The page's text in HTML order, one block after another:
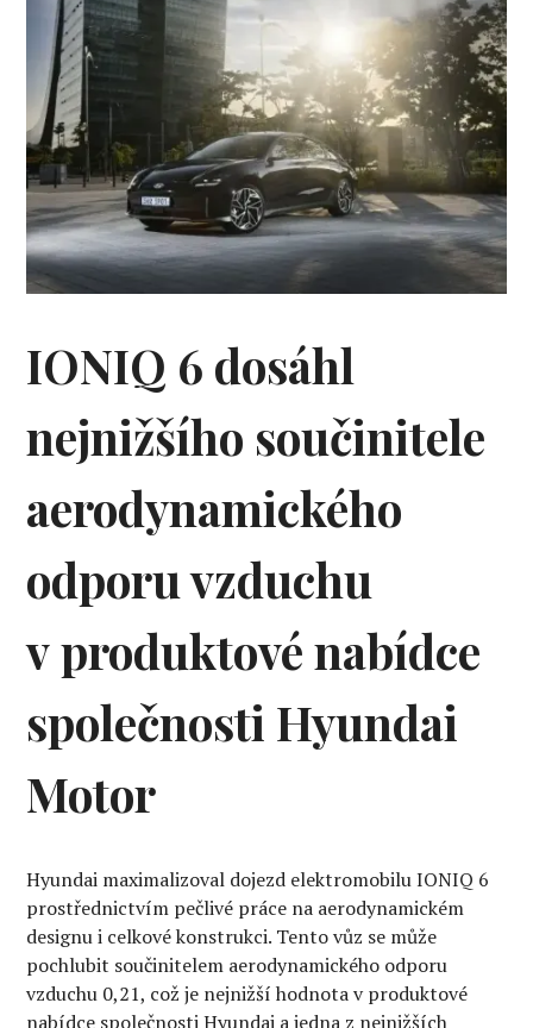
IONIQ 6 dosáhl
nejnižšího součinitele
aerodynamického
odporu vzduchu
v produktové nabídce
společnosti Hyundai
Motor
Hyundai maximalizoval dojezd elektromobilu IONIQ 6
prostřednictvím pečlivé práce na aerodynamickém
designu i celkové konstrukci. Tento vůz se může
pochlubit součinitelem aerodynamického odporu
vzduchu 0,21, což je nejnižší hodnota v produktové
nabídce společnosti Hyundai a jedna z nejnižších